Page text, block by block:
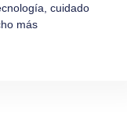
cuidado
más